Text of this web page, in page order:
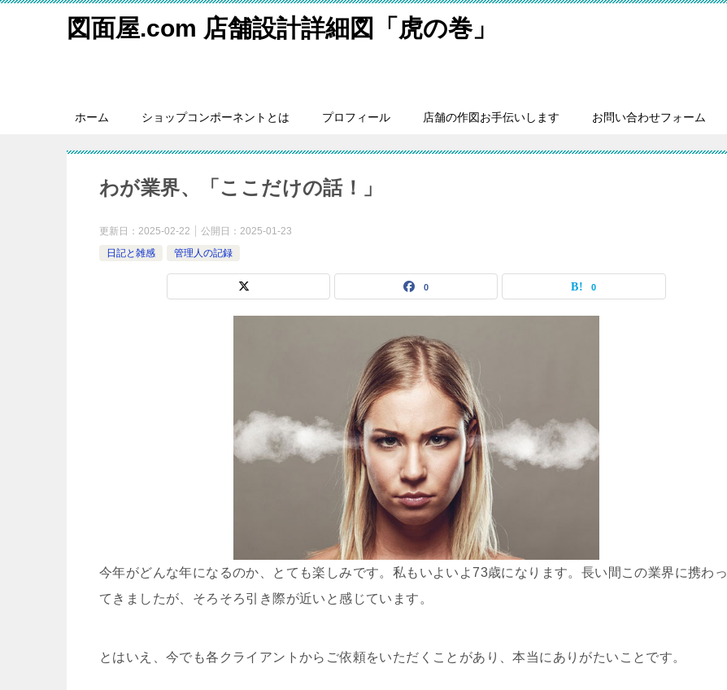
図面屋.com 店舗設計詳細図「虎の巻」
ホーム ショップコンポーネントとは プロフィール 店舗の作図お手伝いします お問い合わせフォーム
わが業界、「ここだけの話！」
更新日： 2025-02-22 公開日： 2025-01-23
日記と雑感
管理人の記録
0 0
今年がどんな年になるのか、とても楽しみです。私もいよいよ73歳になります。長い間この業界に携わっ
てきましたが、そろそろ引き際が近いと感じています。
とはいえ、今でも各クライアントからご依頼をいただくことがあり、本当にありがたいことです。